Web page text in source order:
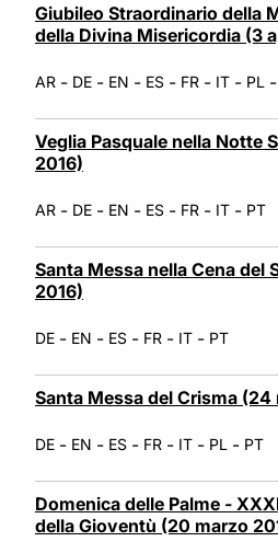
Giubileo Straordinario della
della Divina Misericordia (3
AR - DE - EN - ES - FR - IT - PL -
Veglia Pasquale nella Notte
2016)
AR - DE - EN - ES - FR - IT - PT
Santa Messa nella Cena del
2016)
DE - EN - ES - FR - IT - PT
Santa Messa del Crisma (24
DE - EN - ES - FR - IT - PL - PT
Domenica delle Palme -
della Gioventù (20 marzo